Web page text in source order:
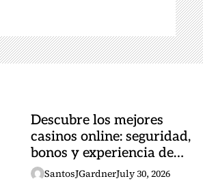
Descubre los mejores
casinos online: seguridad,
bonos y experiencia de
juego
SantosJGardnerJuly 30, 2026